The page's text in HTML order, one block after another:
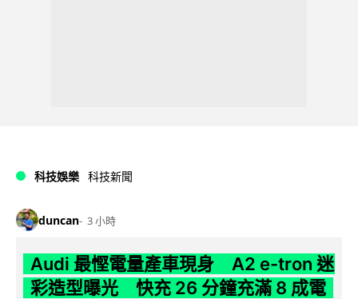
科技娛樂 科技新聞
duncan 3 小時
Audi 最慳電量產車現身 A2 e-tron 迷
彩造型曝光 快充 26 分鐘充滿 8 成電